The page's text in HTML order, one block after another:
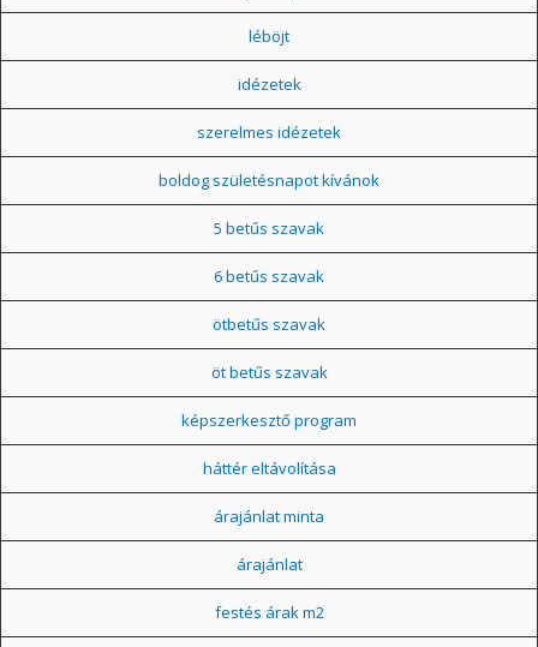
léböjt
idézetek
szerelmes idézetek
boldog születésnapot kívánok
5 betűs szavak
6 betűs szavak
ötbetűs szavak
öt betűs szavak
képszerkesztő program
háttér eltávolítása
árajánlat minta
árajánlat
festés árak m2